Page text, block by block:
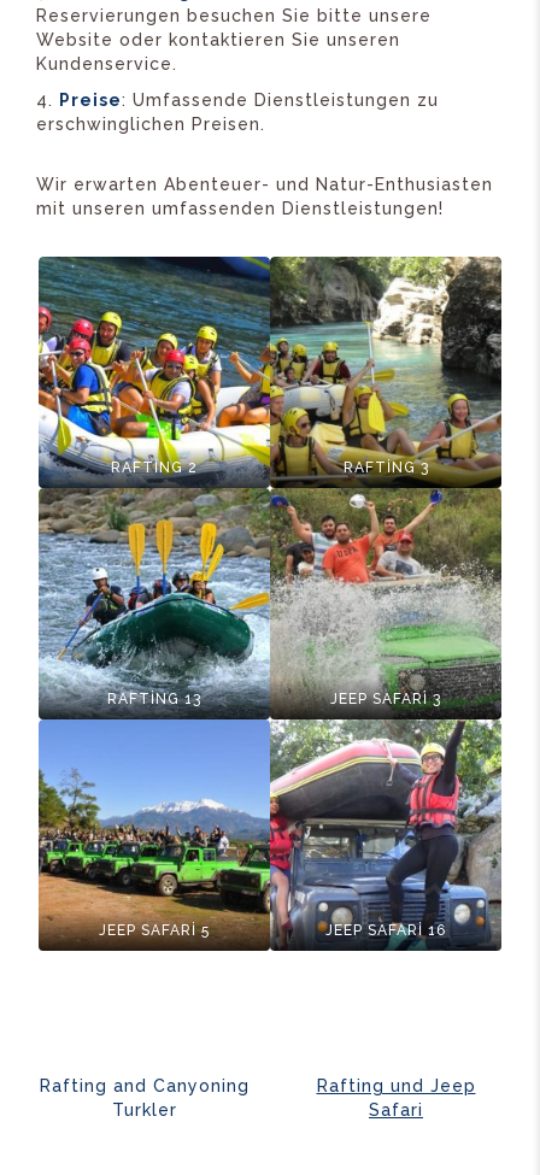
Reservierungen besuchen Sie bitte unsere
Website oder kontaktieren Sie unseren
Kundenservice.
Preise: Umfassende Dienstleistungen zu
erschwinglichen Preisen.
Wir erwarten Abenteuer- und Natur-Enthusiasten
mit unseren umfassenden Dienstleistungen!
RAFTİNG 2 RAFTİNG 3
RAFTİNG 13 JEEP SAFARİ 3
JEEP SAFARİ 5 JEEP SAFARİ 16
Rafting and Canyoning
Turkler
Rafting und Jeep
Safari